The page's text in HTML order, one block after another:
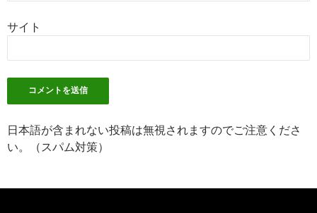
サイト
日本語が含まれない投稿は無視されますのでご注意くださ
い。（スパム対策）